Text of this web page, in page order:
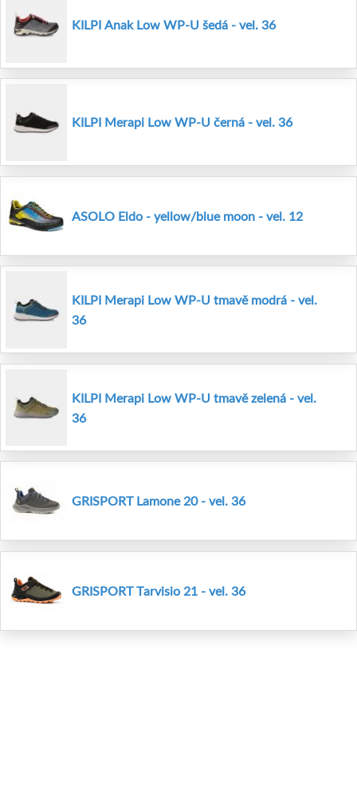
KILPI Anak Low WP-U šedá - vel. 36
KILPI Merapi Low WP-U černá - vel. 36
ASOLO Eldo - yellow/blue moon - vel. 12
KILPI Merapi Low WP-U tmavě modrá - vel.
36
KILPI Merapi Low WP-U tmavě zelená - vel.
36
GRISPORT Lamone 20 - vel. 36
GRISPORT Tarvisio 21 - vel. 36